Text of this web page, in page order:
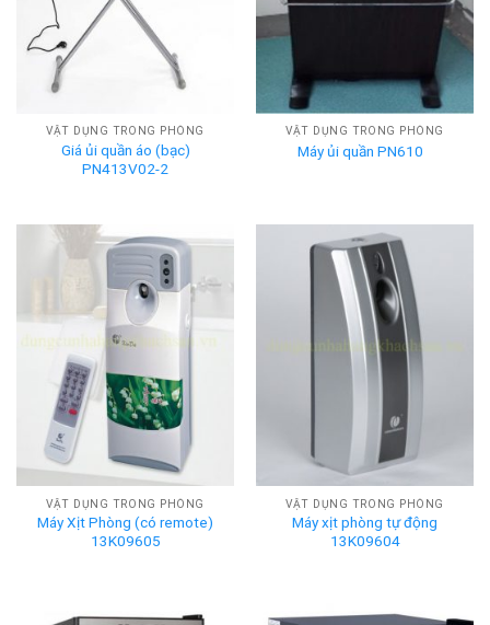
VẬT DỤNG TRONG PHÒNG
Giá ủi quần áo (bạc)
PN413V02-2
VẬT DỤNG TRONG PHÒNG
Máy ủi quần PN610
VẬT DỤNG TRONG PHÒNG
Máy Xịt Phòng (có remote)
13K09605
VẬT DỤNG TRONG PHÒNG
Máy xịt phòng tự động
13K09604